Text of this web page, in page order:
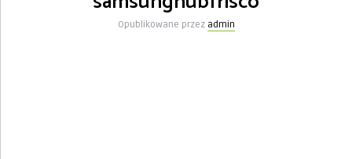
Opublikowane przez admin